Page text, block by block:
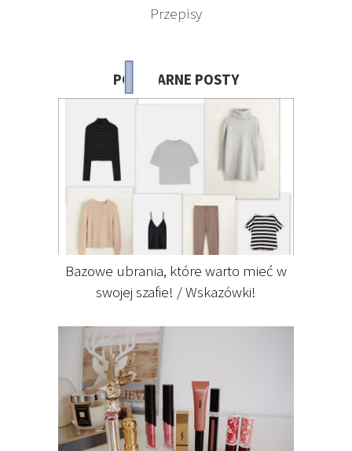
Przepisy
POPULARNE POSTY
Bazowe ubrania, które warto mieć w
swojej szafie! / Wskazówki!